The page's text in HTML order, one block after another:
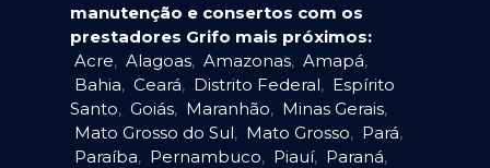
manutenção e consertos com os
prestadores Grifo mais próximos:
Acre, Alagoas, Amazonas, Amapá,
Bahia, Ceará, Distrito Federal, Espírito
Santo, Goiás, Maranhão, Minas Gerais,
Mato Grosso do Sul, Mato Grosso, Pará,
Paraíba, Pernambuco, Piauí, Paraná,